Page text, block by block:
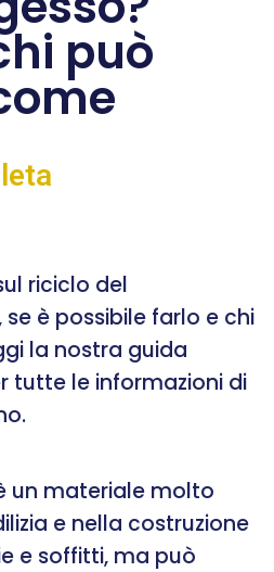
può
riciclo del
è possibile farlo e chi
la nostra guida
tutte le informazioni di
un materiale molto
e nella costruzione
e soffitti, ma può